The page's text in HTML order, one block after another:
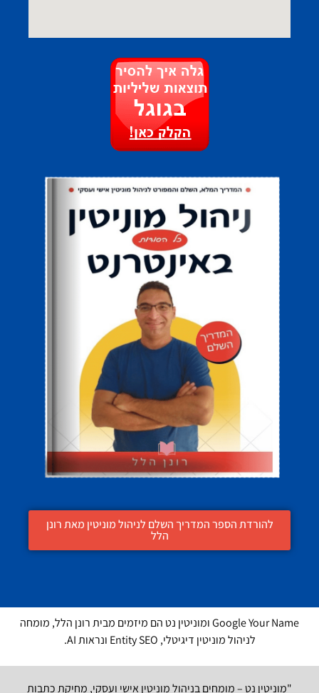
להורדת הספר המדריך השלם לניהול מוניטין מאת רונן
הלל
Google Your Name ומוניטין נט הם מיזמים מבית רונן הלל, מומחה
לניהול מוניטין דיגיטלי, Entity SEO ונראות AI.
"מוניטין נט – מומחים בניהול מוניטין אישי ועסקי, מחיקת כתבות